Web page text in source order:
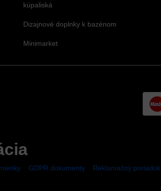
kúpaliská
Dizajnové doplnky k bazénom
Minimarket
GDPR dokumenty Reklamačný poriadok